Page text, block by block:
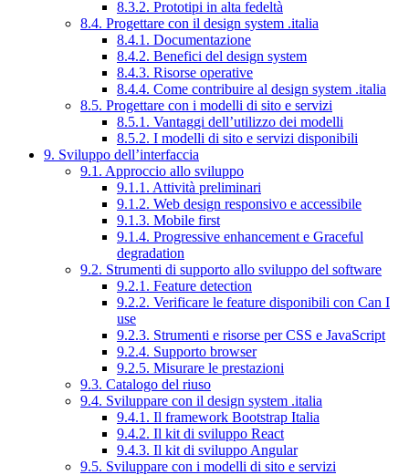
8.3.2. Prototipi in alta fedeltà
8.4. Progettare con il design system .italia
8.4.1. Documentazione
8.4.2. Benefici del design system
8.4.3. Risorse operative
8.4.4. Come contribuire al design system .italia
8.5. Progettare con i modelli di sito e servizi
8.5.1. Vantaggi dell’utilizzo dei modelli
8.5.2. I modelli di sito e servizi disponibili
9. Sviluppo dell’interfaccia
9.1. Approccio allo sviluppo
9.1.1. Attività preliminari
9.1.2. Web design responsivo e accessibile
9.1.3. Mobile first
9.1.4. Progressive enhancement e Graceful
degradation
9.2. Strumenti di supporto allo sviluppo del software
9.2.1. Feature detection
9.2.2. Verificare le feature disponibili con Can I
use
9.2.3. Strumenti e risorse per CSS e JavaScript
9.2.4. Supporto browser
9.2.5. Misurare le prestazioni
9.3. Catalogo del riuso
9.4. Sviluppare con il design system .italia
9.4.1. Il framework Bootstrap Italia
9.4.2. Il kit di sviluppo React
9.4.3. Il kit di sviluppo Angular
9.5. Sviluppare con i modelli di sito e servizi